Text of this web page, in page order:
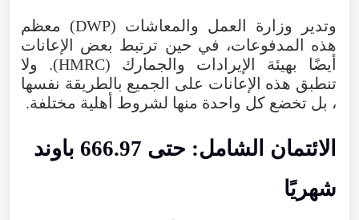
وتدير
وزارة العمل والمعاشات (
DWP
) معظم
هذه
المدفوعات، في حين ترتبط بعض
الإعانات
أيضًا
بهيئة الإيرادات والجمارك (
HMRC
). ولا
تنطبق هذه الإعانات على الجميع بالطريقة نفسها
، بل تخضع كل واحدة منها لشروط أهلية مختلفة.
الائتمان الشامل: حتى 666.97 باوند
شهريًا